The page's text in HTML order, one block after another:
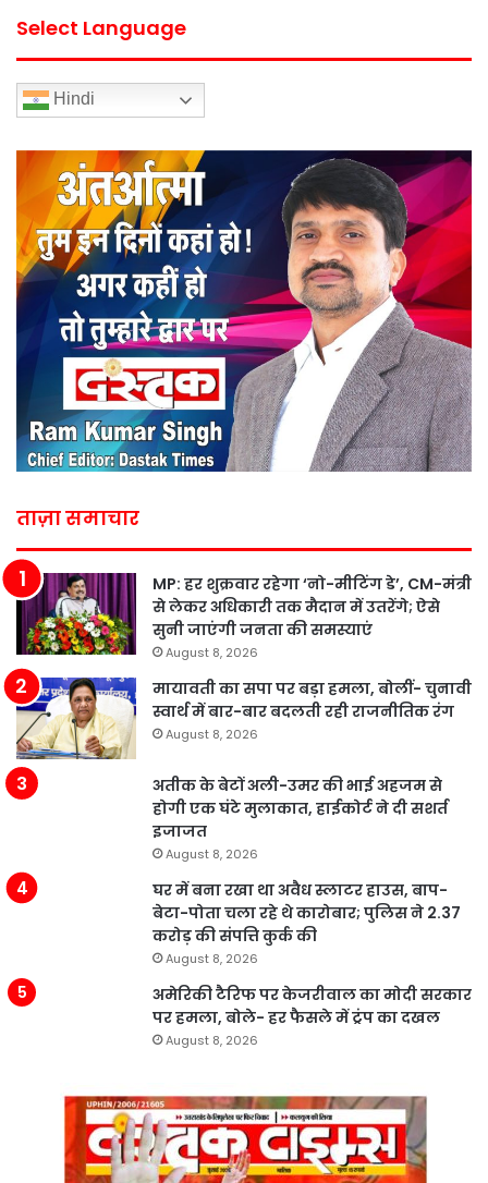
Select Language
Hindi
ताज़ा समाचार
MP: हर शुक्रवार रहेगा ‘नो-मीटिंग डे’, CM-मंत्री
से लेकर अधिकारी तक मैदान में उतरेंगे; ऐसे
सुनी जाएंगी जनता की समस्याएं
August 8, 2026
मायावती का सपा पर बड़ा हमला, बोलीं- चुनावी
स्वार्थ में बार-बार बदलती रही राजनीतिक रंग
August 8, 2026
अतीक के बेटों अली-उमर की भाई अहजम से
होगी एक घंटे मुलाकात, हाईकोर्ट ने दी सशर्त
इजाजत
August 8, 2026
घर में बना रखा था अवैध स्लाटर हाउस, बाप-
बेटा-पोता चला रहे थे कारोबार; पुलिस ने 2.37
करोड़ की संपत्ति कुर्क की
August 8, 2026
अमेरिकी टैरिफ पर केजरीवाल का मोदी सरकार
पर हमला, बोले- हर फैसले में ट्रंप का दखल
August 8, 2026